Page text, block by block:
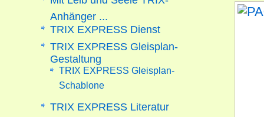
Anhänger ...
TRIX EXPRESS Dienst
TRIX EXPRESS Gleisplan-
Gestaltung
TRIX EXPRESS Gleisplan-
Schablone
TRIX EXPRESS Literatur